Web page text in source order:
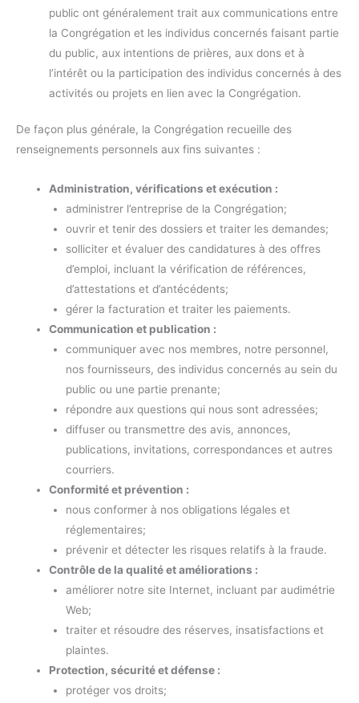
public ont généralement trait aux communications entre
la Congrégation et les individus concernés faisant partie
du public, aux intentions de prières, aux dons et à
l’intérêt ou la participation des individus concernés à des
activités ou projets en lien avec la Congrégation.
De façon plus générale, la Congrégation recueille des
renseignements personnels aux fins suivantes :
Administration, vérifications et exécution :
administrer l’entreprise de la Congrégation;
ouvrir et tenir des dossiers et traiter les demandes;
solliciter et évaluer des candidatures à des offres
d’emploi, incluant la vérification de références,
d’attestations et d’antécédents;
gérer la facturation et traiter les paiements.
Communication et publication :
communiquer avec nos membres, notre personnel,
nos fournisseurs, des individus concernés au sein du
public ou une partie prenante;
répondre aux questions qui nous sont adressées;
diffuser ou transmettre des avis, annonces,
publications, invitations, correspondances et autres
courriers.
Conformité et prévention :
nous conformer à nos obligations légales et
réglementaires;
prévenir et détecter les risques relatifs à la fraude.
Contrôle de la qualité et améliorations :
améliorer notre site Internet, incluant par audimétrie
Web;
traiter et résoudre des réserves, insatisfactions et
plaintes.
Protection, sécurité et défense :
protéger vos droits;